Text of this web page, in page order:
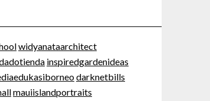
widyanataarchitect
inspiredgardenideas
darknetbills
mauiislandportraits